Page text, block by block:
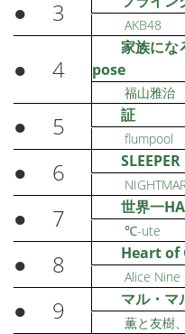
● 3 AKB48
● 4
家族に
pose
福山雅治
● 5 証
flumpool
● 6 SLEEPER
● 7 世界一
℃-ute
● 8 Heart of
Alice Nine
● 9 マル・マ
薫と友樹